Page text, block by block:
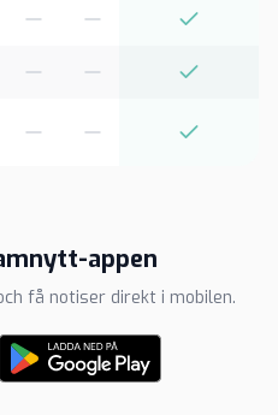
appen
få notiser direkt i mobilen.